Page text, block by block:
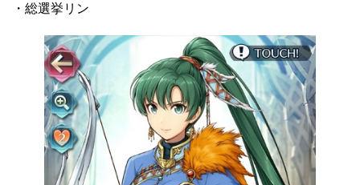
・総選挙リン